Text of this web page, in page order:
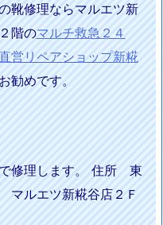
靴修理ならマルエツ新
階のマルチ救急２４
営リペアショップ新糀
勧めです。
修理します。 住所 東
ルエツ新糀谷店２Ｆ